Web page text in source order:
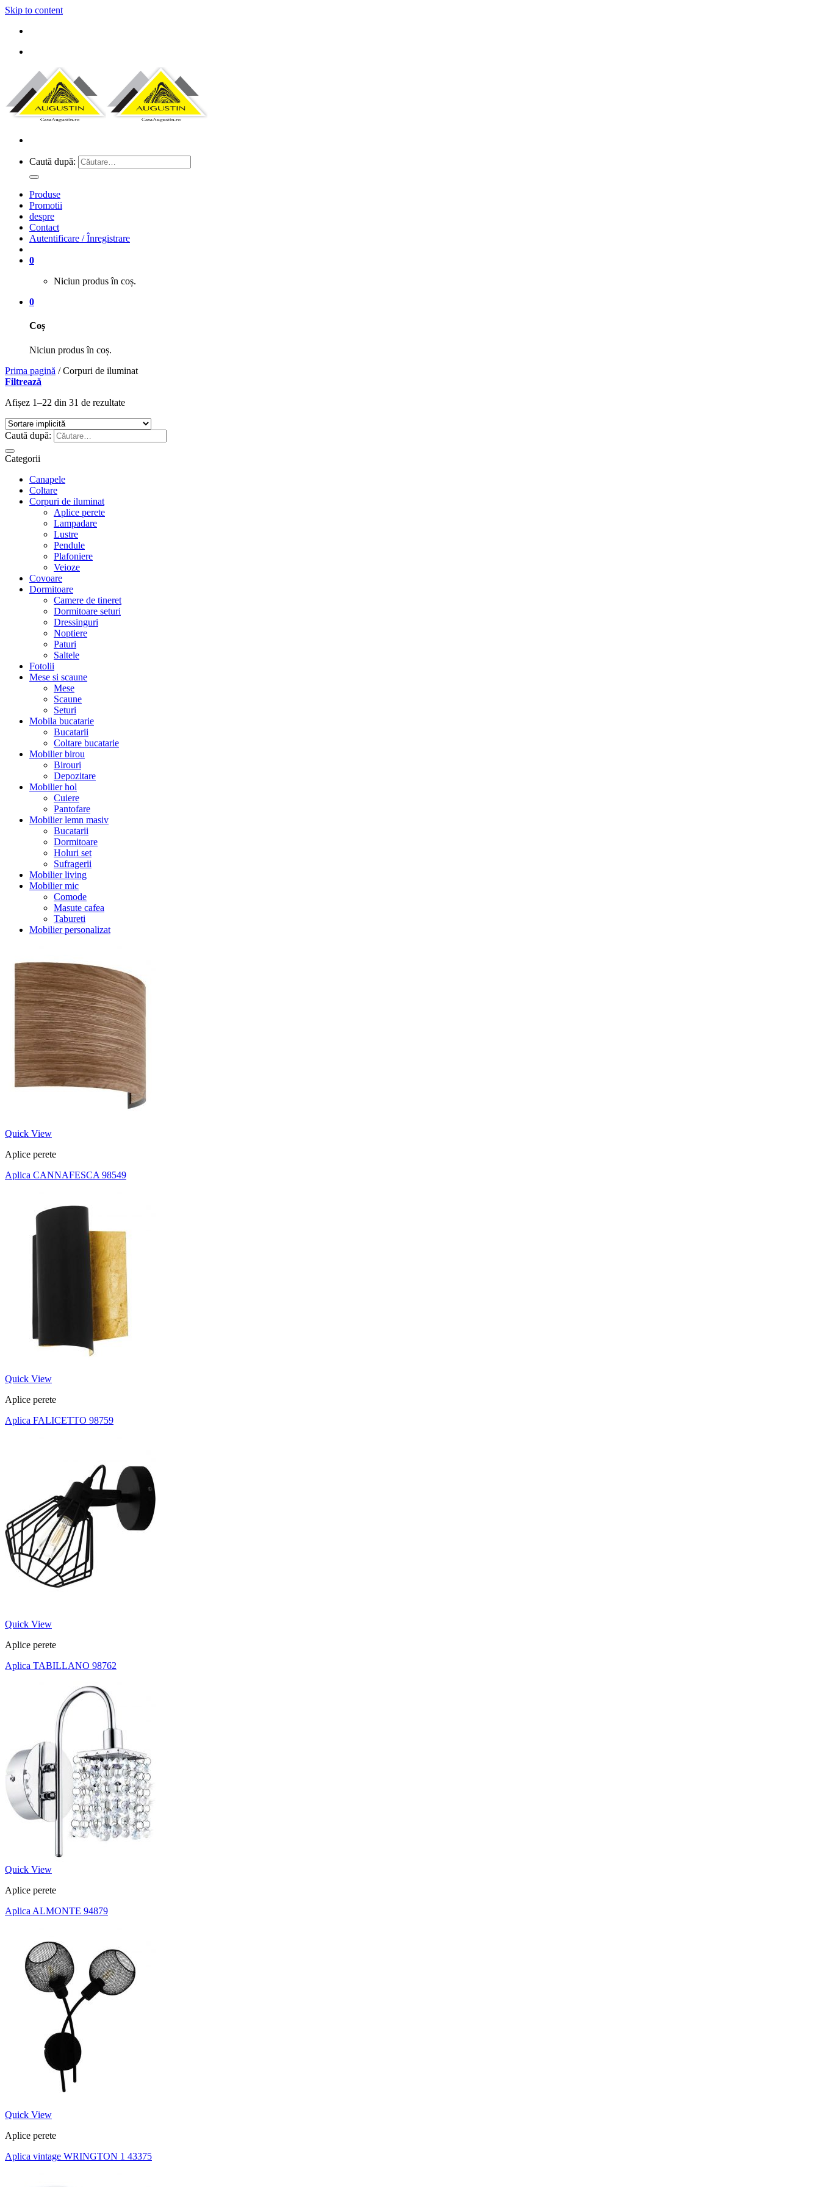
Skip to content
Caută după:
Produse
Promotii
despre
Contact
Autentificare / Înregistrare
0
Niciun produs în coș.
0
Coș
Niciun produs în coș.
Prima pagină /Corpuri de iluminat
Filtrează
Afișez 1–22 din 31 de rezultate
Caută după:
Categorii
Canapele
Coltare
Corpuri de iluminat
Aplice perete
Lampadare
Lustre
Pendule
Plafoniere
Veioze
Covoare
Dormitoare
Camere de tineret
Dormitoare seturi
Dressinguri
Noptiere
Paturi
Saltele
Fotolii
Mese si scaune
Mese
Scaune
Seturi
Mobila bucatarie
Bucatarii
Coltare bucatarie
Mobilier birou
Birouri
Depozitare
Mobilier hol
Cuiere
Pantofare
Mobilier lemn masiv
Bucatarii
Dormitoare
Holuri set
Sufragerii
Mobilier living
Mobilier mic
Comode
Masute cafea
Tabureti
Mobilier personalizat
Quick View
Aplice perete
Aplica CANNAFESCA 98549
Quick View
Aplice perete
Aplica FALICETTO 98759
Quick View
Aplice perete
Aplica TABILLANO 98762
Quick View
Aplice perete
Aplica ALMONTE 94879
Quick View
Aplice perete
Aplica vintage WRINGTON 1 43375